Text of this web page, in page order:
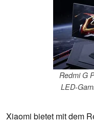
Redmi G
LED-
Xiaomi bietet mit dem